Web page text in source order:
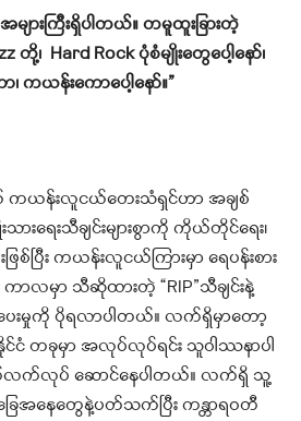
များကြီးရှိပါတယ်။တမူထူးခြားတဲ့
တို့၊ Hard Rockပုံစံမျိုးတွေပေါ့နော်၊
ာ၊ ကယန်းကောပေါ့နော်။”
ယန်းလူငယ်တေးသံရှင်ဟာ အချစ်
သားရေးသီချင်းများစွာကို ကိုယ်တိုင်ရေး၊
ြီး ကယန်းလူငယ်ကြားမှာ ရေပန်းစား
ာလမှာ သီဆိုထားတဲ့ “RIP”သီချင်းနဲ့
းမှုကို ပိုရလာပါတယ်။ လက်ရှိမှာတော့
င်ငံ တခုမှာ အလုပ်လုပ်ရင်း သူဝါဿနာပါ
လုပ် ဆောင်နေပါတယ်။ လက်ရှိ သူ့
ေအနေတွေနဲ့ပတ်သက်ပြီး ကန္တာရဝတီ